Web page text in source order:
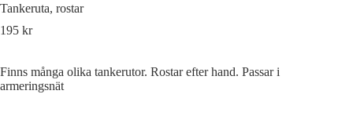
Tankeruta, rostar
195 kr
Finns många olika tankerutor. Rostar efter hand. Passar i
armeringsnät